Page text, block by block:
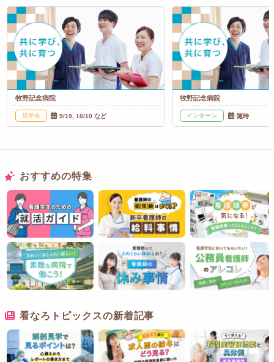
牧野記念病院
見学会 9/19, 10/10 など
牧野記念病院
インターン 随時
おすすめの特集
看なろトピックスの新着記事